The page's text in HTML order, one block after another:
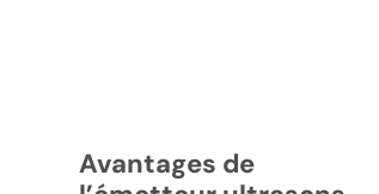
Avantages de